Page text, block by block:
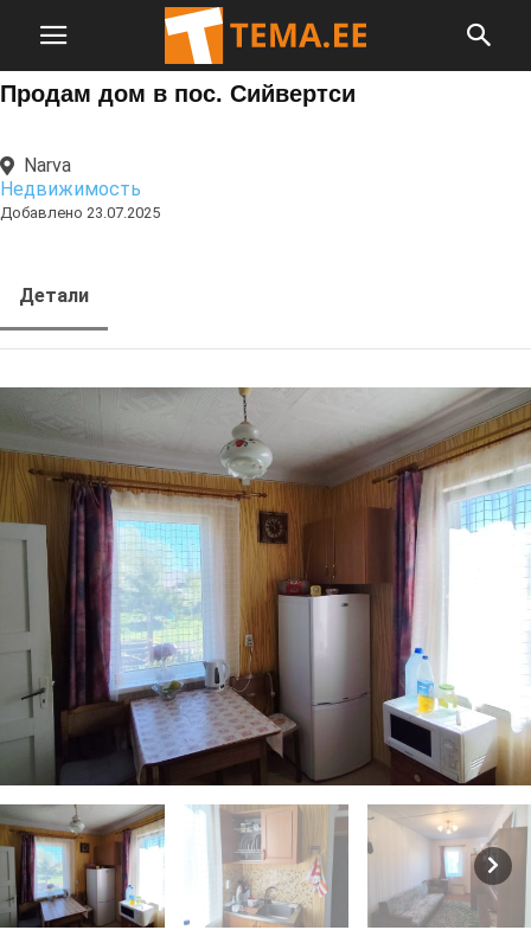
Продам дом в пос. Сийвертси
Narva
Недвижимость
Добавлено 23.07.2025
Детали